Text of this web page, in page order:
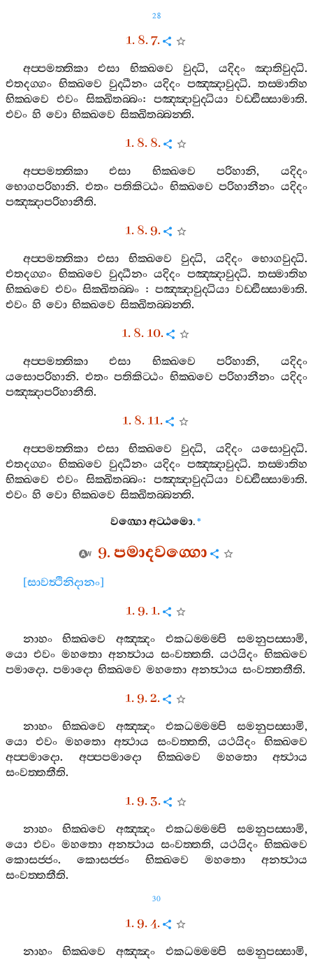
28
1. 8. 7.
අප‍්පමත‍්තිකා එසා භික‍්ඛවෙ වුද‍්ධි, යදිදං ඤාතිවුද‍්ධි.
එතදග‍්ගං භික‍්ඛවෙ වුද‍්ධීනං යදිදං පඤ‍්ඤාවුද‍්ධි.තස‍්මාතිහ
භික‍්ඛවෙ
එවං සික‍්ඛිතබ‍්බං:පඤ‍්ඤාවුද‍්ධියා වඩ‍්ඪිස‍්සාමාති.
එවං හි වො භික‍්ඛවෙ සික‍්ඛිතබ‍්බන‍්ති.
1. 8. 8.
අප‍්පමත‍්තිකා එසා භික‍්ඛවෙ පරිහානි, යදිදං
භොගපරිහානි. එතං පතිකිට‍්ඨං භික‍්ඛවෙ පරිහානීනං යදිදං
පඤ‍්ඤාපරිහානීති.
1. 8. 9.
අප‍්පමත‍්තිකා එසා භික‍්ඛවෙ වුද‍්ධි, යදිදං භොගවුද‍්ධි.
එතදග‍්ගං භික‍්ඛවෙ වුද‍්ධීනං යදිදං පඤ‍්ඤාවුද‍්ධි.තස‍්මාතිහ
භික‍්ඛවෙ එවං සික‍්ඛිතබ‍්බං :පඤ‍්ඤාවුද‍්ධියා වඩ‍්ඪිස‍්සාමාති.
එවං හි වො භික‍්ඛවෙ සික‍්ඛිතබ‍්බන‍්ති.
1. 8. 10.
අප‍්පමත‍්තිකා එසා භික‍්ඛවෙ පරිහානි, යදිදං
යසොපරිහානි. එතං පතිකිට‍්ඨං භික‍්ඛවෙ පරිහානීනං යදිදං
පඤ‍්ඤාපරිහානීති.
1. 8. 11.
අප‍්පමත‍්තිකා එසා භික‍්ඛවෙ වුද‍්ධි, යදිදං යසොවුද‍්ධි.
එතදග‍්ගං භික‍්ඛවෙ වුද‍්ධීනං යදිදං පඤ‍්ඤාවුද‍්ධි.තස‍්මාතිහ
භික‍්ඛවෙ
එවං සික‍්ඛිතබ‍්බං:පඤ‍්ඤාවුද‍්ධියා වඩ‍්ඪිස‍්සාමාති.
එවං හි වො භික‍්ඛවෙ සික‍්ඛිතබ‍්බන‍්ති.
වග‍්ගොඅට‍්ඨමො.*
9.පමාදවග‍්ගො
[සාවත්‍ථිනිදානං]
1. 9. 1.
නාහං භික‍්ඛවෙ අඤ‍්ඤං එකධම‍්මම‍්පි සමනුපස‍්සාමි,
යො එවං මහතො අනත්‍ථාය සංවත‍්තති. යථයිදං භික‍්ඛවෙ
පමාදො. පමාදො භික‍්ඛවෙ මහතො අනත්‍ථාය සංවත‍්තතීති.
1. 9. 2.
නාහං භික‍්ඛවෙ අඤ‍්ඤං එකධම‍්මම‍්පි සමනුපස‍්සාමි,
යො
එවං මහතො අත්‍ථාය සංවත‍්තති,යථයිදං
භික‍්ඛවෙ
අප‍්පමාදො. අප‍්පපමාදො භික‍්ඛවෙ මහතො
අත්‍ථාය
සංවත‍්තතීති.
1. 9. 3.
නාහං භික‍්ඛවෙ අඤ‍්ඤං එකධම‍්මම‍්පි සමනුපස‍්සාමි,
යො එවං මහතො අනත්‍ථාය සංවත‍්තති, යථයිදං භික‍්ඛවෙ
කොසජ‍්ජං. කොසජ‍්ජං භික‍්ඛවෙ මහතො
අනත්‍ථාය
සංවත‍්තතීති.
30
1. 9. 4.
නාහං භික‍්ඛවෙ අඤ‍්ඤං එකධම‍්මම‍්පි සමනුපස‍්සාමි,